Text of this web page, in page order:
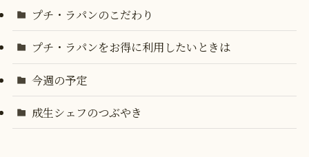
プチ・ラパンのこだわり
プチ・ラパンをお得に利用したいときは
今週の予定
成生シェフのつぶやき